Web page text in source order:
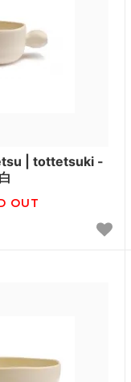
| tottetsuki -
白
OUT